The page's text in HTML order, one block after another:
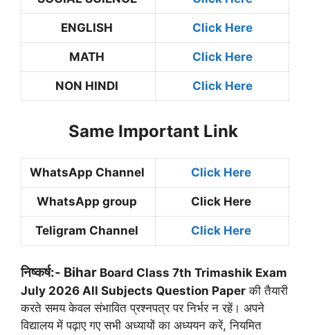
ENGLISH Click Here
MATH Click Here
NON HINDI Click Here
Same Important Link
WhatsApp Channel Click Here
WhatsApp group Click Here
Teligram Channel Click Here
निष्कर्ष:- Bihar Board Class 7th Trimashik Exam
July 2026 All Subjects Question Paper की तैयारी
करते समय केवल संभावित प्रश्नपत्र पर निर्भर न रहें। अपने
विद्यालय में पढ़ाए गए सभी अध्यायों का अध्ययन करें, नियमित